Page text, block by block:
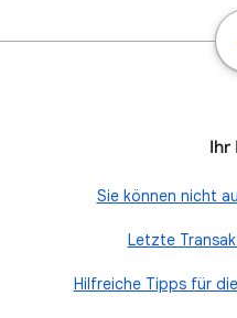
Ihr
Sie können nicht
Letzte
Hilfreiche Tipps für